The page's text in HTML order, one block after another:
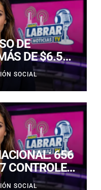
DE
DE $6.500
POR
SOCIAL
656
CONTROLES
SOCIAL